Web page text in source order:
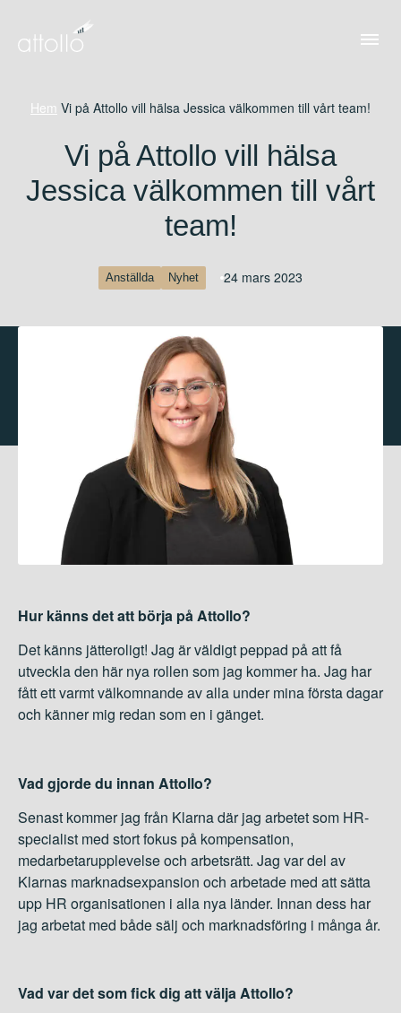
Hem Vi på Attollo vill hälsa Jessica välkommen till vårt team!
Vi på Attollo vill hälsa
Jessica välkommen till vårt
team!
Anställda Nyhet 24 mars 2023
Hur känns det att börja på Attollo?
Det känns jätteroligt! Jag är väldigt peppad på att få
utveckla den här nya rollen som jag kommer ha. Jag har
fått ett varmt välkomnande av alla under mina första dagar
och känner mig redan som en i gänget.
Vad gjorde du innan Attollo?
Senast kommer jag från Klarna där jag arbetet som HR-
specialist med stort fokus på kompensation,
medarbetarupplevelse och arbetsrätt. Jag var del av
Klarnas marknadsexpansion och arbetade med att sätta
upp HR organisationen i alla nya länder. Innan dess har
jag arbetat med både sälj och marknadsföring i många år.
Vad var det som fick dig att välja Attollo?